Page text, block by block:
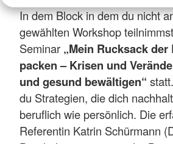
In dem Block in dem du nicht
gewählten Workshop
Seminar „Mein Rucksack der
packen – Krisen und
und gesund bewältigen“
du Strategien, die dich
beruflich wie persönlich. Die
Referentin Katrin Schürmann